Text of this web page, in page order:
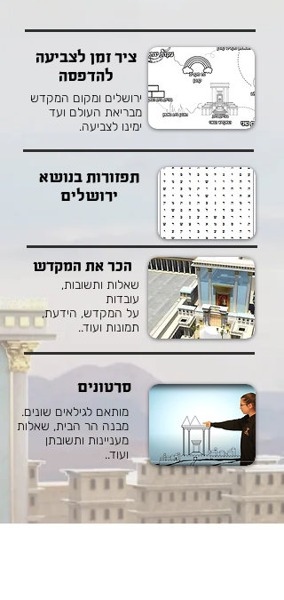
ציר זמן לצביעה
להדפסה
ירושלים ומקום המקדש
מבריאת העולם ועד
ימינו לצביעה.
תפזורות בנושא
ירושלים
הכר את המקדש
שאלות ותשובות,
עובדות
על המקדש, הידעת,
תמונות ועוד..
סרטונים
מותאם לגילאים שונים.
מבנה הר הבית, שאלות
מעניינות ותשובתן
ועוד..